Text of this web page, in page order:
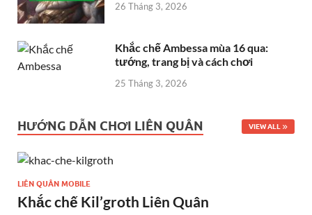
26 Tháng 3, 2026
Khắc chế Ambessa mùa 16 qua:
tướng, trang bị và cách chơi
25 Tháng 3, 2026
HƯỚNG DẪN CHƠI LIÊN QUÂN VIEW ALL
LIÊN QUÂN MOBILE
Khắc chế Kil’groth Liên Quân